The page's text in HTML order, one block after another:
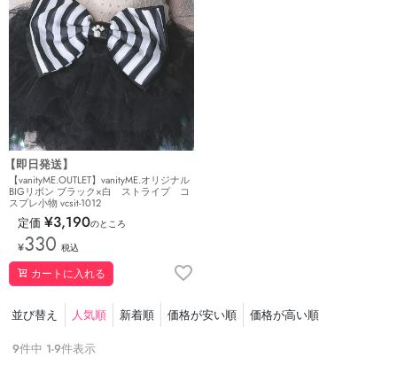
【即日発送】
【vanityME.OUTLET】vanityME.オリジナル
BIGリボン ブラック×白 ストライプ コ
スプレ小物 vcsit-1012
定価 ¥3,190のところ
¥330 税込
カートに入れる
並び替え 人気順 新着順 価格が安い順
価格が高い順
9件中 1-9件表示